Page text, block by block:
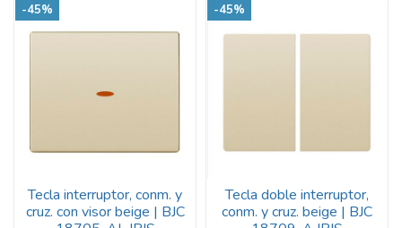
-45%
Tecla interruptor, conm. y
cruz. con visor beige | BJC
-45%
Tecla doble interruptor,
conm. y cruz. beige | BJC